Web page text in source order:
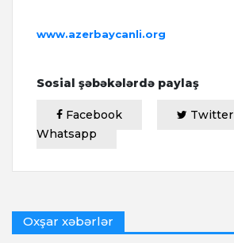
www.azerbaycanli.org
Sosial şəbəkələrdə paylaş
Facebook
Twitter
Whatsapp
Oxşar xəbərlər